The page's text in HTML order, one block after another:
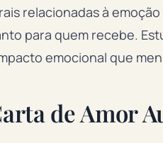
relacionadas à emoção
para quem recebe.
emocional que
de Amor